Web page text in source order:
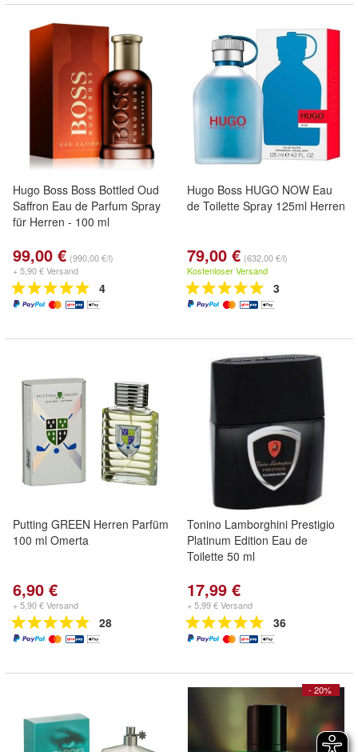
Hugo Boss Boss Bottled Oud
Saffron Eau de Parfum Spray
für Herren - 100 ml
99,00 € (990,00 €/l)
+ 5,90 € Versand
4
Hugo Boss HUGO NOW Eau
de Toilette Spray 125ml Herren
79,00 € (632,00 €/l)
Kostenloser Versand
3
Putting GREEN Herren Parfüm
100 ml Omerta
6,90 €
+ 5,90 € Versand
28
Tonino Lamborghini Prestigio
Platinum Edition Eau de
Toilette 50 ml
17,99 €
+ 5,99 € Versand
36
- 20%